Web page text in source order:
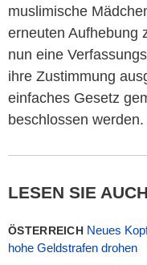
muslimische
erneuten Aufhebung
nun eine
ihre Zustimmung
einfaches Gesetz
beschlossen werden.
LESEN SIE
ÖSTERREICH Neues
hohe Geldstrafen drohen